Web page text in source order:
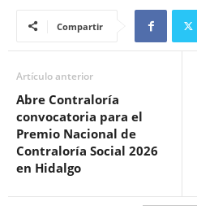
Compartir
Artículo anterior
Abre Contraloría
convocatoria para el
Premio Nacional de
Contraloría Social 2026
en Hidalgo